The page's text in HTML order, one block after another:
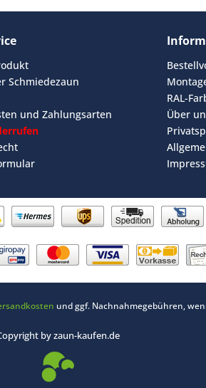
Schmiedezaun
und Zahlungsarten
RAL-
Über
und ggf. Nachnahmegebühren,
by zaun-kaufen.de